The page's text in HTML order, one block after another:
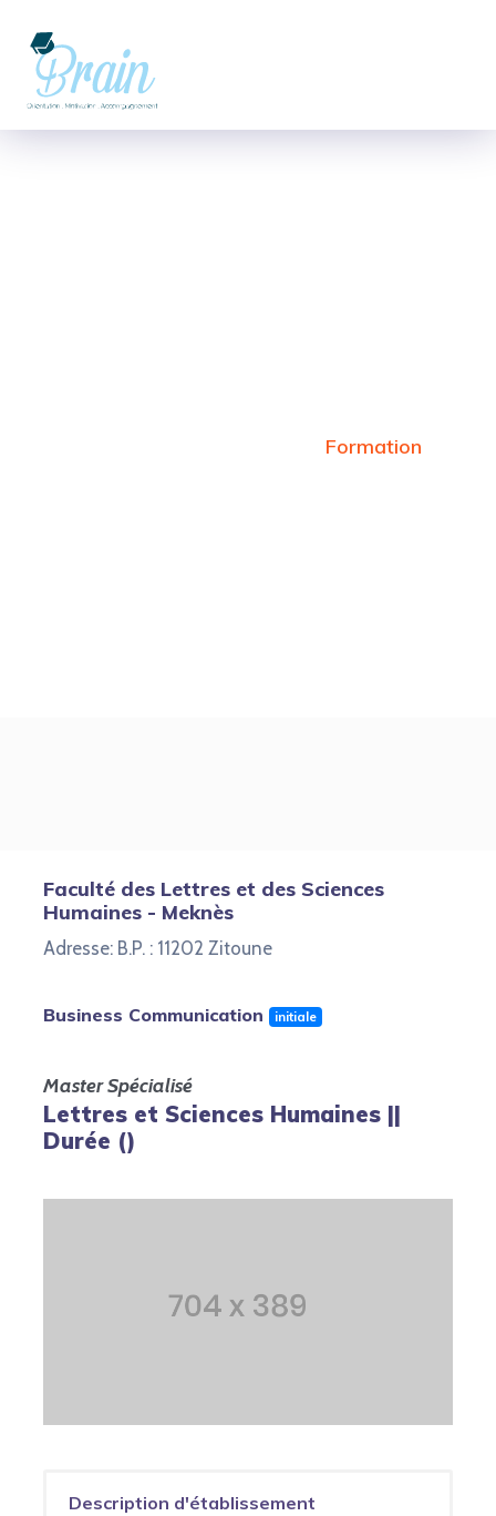
Formation
Faculté des Lettres et des Sciences
Humaines - Meknès
Adresse: B.P. : 11202 Zitoune
Business Communication initiale
Master Spécialisé
Lettres et Sciences Humaines ||
Durée ()
Description d'établissement